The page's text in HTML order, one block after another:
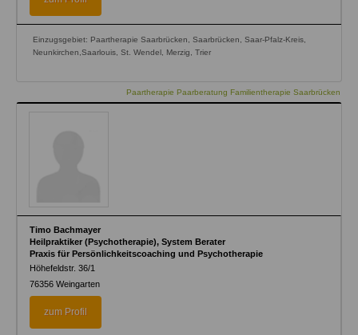
Einzugsgebiet: Paartherapie Saarbrücken, Saarbrücken, Saar-Pfalz-Kreis,
Neunkirchen,Saarlouis, St. Wendel, Merzig, Trier
Paartherapie Paarberatung Familientherapie Saarbrücken
Timo Bachmayer
Heilpraktiker (Psychotherapie), System Berater
Praxis für Persönlichkeitscoaching und Psychotherapie
Höhefeldstr. 36/1
76356 Weingarten
zum Profil